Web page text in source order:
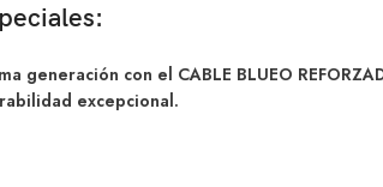
generación con el CABLE BLUEO
excepcional.